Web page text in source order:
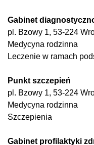
Gabinet
pl. Bzowy 1, 53-224
Medycyna rodzinna
Leczenie w ramach
Punkt szczepień
pl. Bzowy 1, 53-224
Medycyna rodzinna
Szczepienia
Gabinet profilaktyki